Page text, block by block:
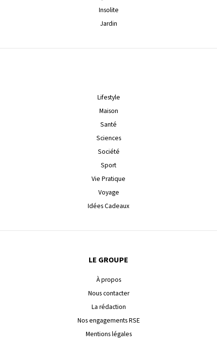
Insolite
Jardin
Lifestyle
Maison
Santé
Sciences
Société
Sport
Vie Pratique
Voyage
Idées Cadeaux
LE GROUPE
À propos
Nous contacter
La rédaction
Nos engagements RSE
Mentions légales